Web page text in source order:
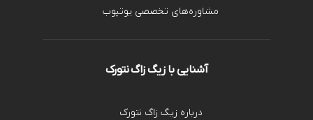
مشاوره‌های تخصصی یوتیوب
آشنایی با زیگ زاگ نتورک
درباره زیگ زاگ نتورک